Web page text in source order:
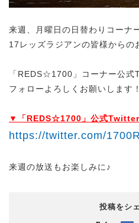
来週、月曜日の日替わりコーナ
17レッズラジアンの皆様からの
「REDS☆1700」コーナー公式
フォローよろしくお願いします！
▼「REDS☆1700」公式
https://twitter.com/
来週の放送もお楽しみに♪
投稿をシ